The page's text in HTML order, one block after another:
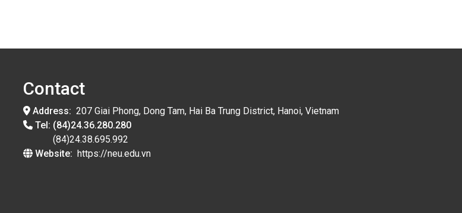
Contact
Address: 207 Giai Phong, Dong Tam, Hai Ba Trung District, Hanoi, Vietnam
Tel: (84)24.36.280.280
(84)24.38.695.992
Website: https://neu.edu.vn